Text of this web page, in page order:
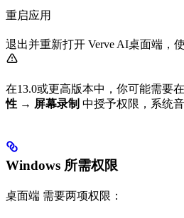
重启应用
退出并重新打开 Verve AI桌面端，
在13.0或更高版本中，你可能需要在
性 → 屏幕录制 中授予权限，系统
Windows 所需权限
桌面端 需要两项权限：